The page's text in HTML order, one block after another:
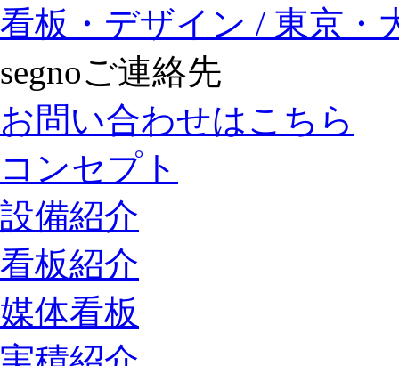
看板・デザイン / 東京・
segnoご連絡先
お問い合わせはこちら
コンセプト
設備紹介
看板紹介
媒体看板